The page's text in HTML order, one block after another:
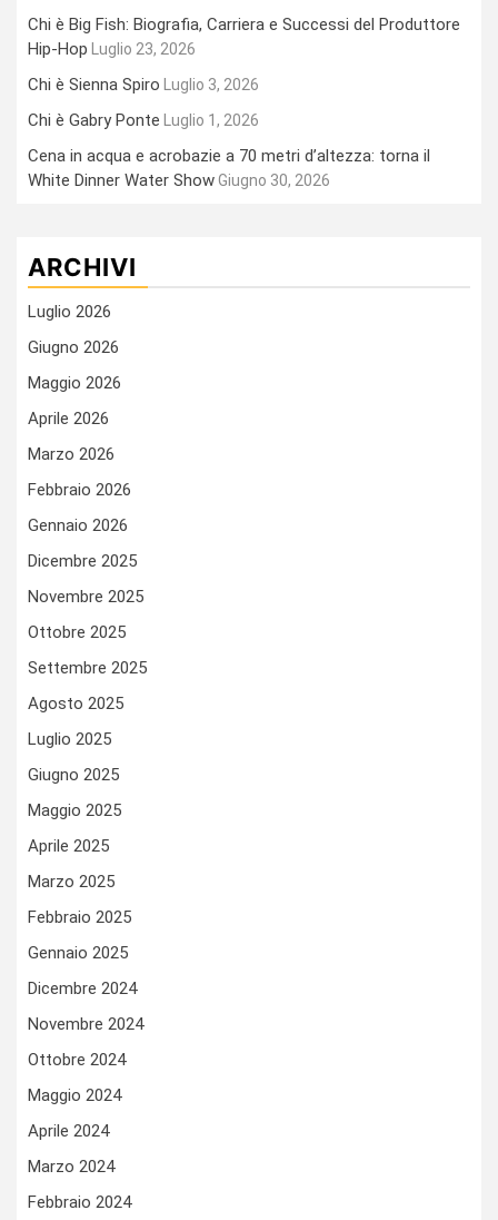
Chi è Big Fish: Biografia, Carriera e Successi del Produttore
Hip-Hop
Luglio 23, 2026
Chi è Sienna Spiro Luglio 3, 2026
Chi è Gabry Ponte Luglio 1, 2026
Cena in acqua e acrobazie a 70 metri d’altezza: torna il
White Dinner Water ShowGiugno 30, 2026
ARCHIVI
Luglio 2026
Giugno 2026
Maggio 2026
Aprile 2026
Marzo 2026
Febbraio 2026
Gennaio 2026
Dicembre 2025
Novembre 2025
Ottobre 2025
Settembre 2025
Agosto 2025
Luglio 2025
Giugno 2025
Maggio 2025
Aprile 2025
Marzo 2025
Febbraio 2025
Gennaio 2025
Dicembre 2024
Novembre 2024
Ottobre 2024
Maggio 2024
Aprile 2024
Marzo 2024
Febbraio 2024